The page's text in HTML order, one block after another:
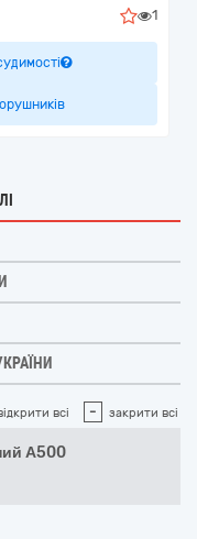
1
всі - закрити всі
А500